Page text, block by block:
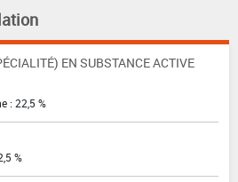
EN SUBSTANCE ACTIVE
: 22,5 %
%